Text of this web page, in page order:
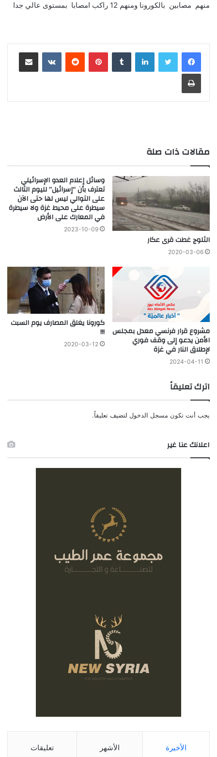
منهم مصابين بالكورونا ومنهم 12 راكب امصابا بمستوى عالي جدا
لينكدإن بينتيريست
مقالات ذات صلة
الثلوج غطت قرى عكار
2020-03-06
وسائل إعلام العدو الإسرائيلي
تعترف بأن “إسرائيل” لليوم الثالث
على التوالي ليس لها حتى الآن
سيطرة على محيط غزة ولا سيطرة
في المعارك على الأرض
2023-10-09
مشروع قرار فرنسي معدل بمجلس
الأمن يدعو إلى وقف فوري
لإطلاق النار في غزة
2024-04-11
كورونا يغلق المصارف يوم السبت
!!!
2020-03-12
اترك تعليقاً
يجب أنت تكون مسجل الدخول لتضيف تعليقاً.
اعلانك عنا غير
الأخيرة الأشهر تعليقات